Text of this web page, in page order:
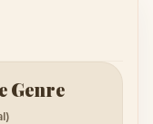
Genre